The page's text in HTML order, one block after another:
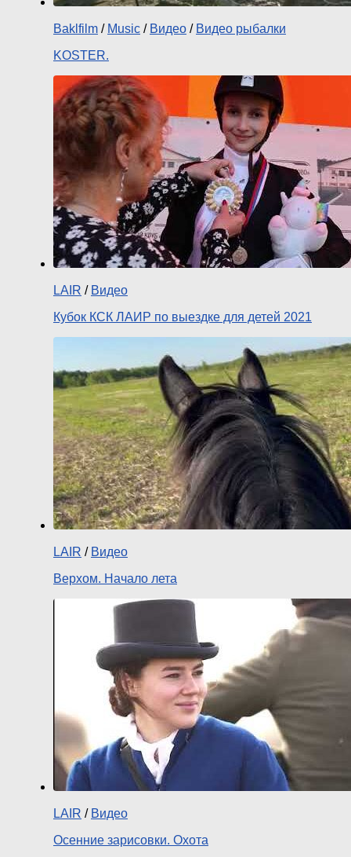
Baklfilm / Music / Видео / Видео рыбалки
KOSTER.
LAIR / Видео
Кубок КСК ЛАИР по выездке для детей 2021
LAIR / Видео
Верхом. Начало лета
LAIR / Видео
Осенние зарисовки. Охота